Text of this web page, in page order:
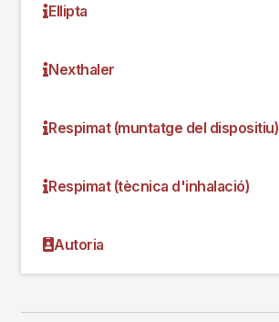
Ellipta
Nexthaler
Respimat (muntatge del dispositiu)
Respimat (tècnica d'inhalació)
Autoria